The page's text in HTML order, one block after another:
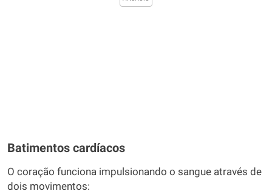
Batimentos cardíacos
O coração funciona impulsionando o sangue através de
dois movimentos: